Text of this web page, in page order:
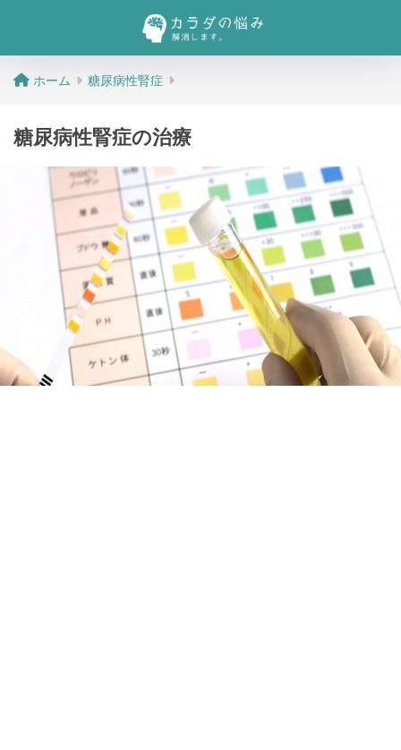
ホーム 糖尿病性腎症
糖尿病性腎症の治療